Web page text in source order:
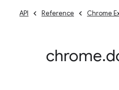
Chrome
Reference
API
chrome.